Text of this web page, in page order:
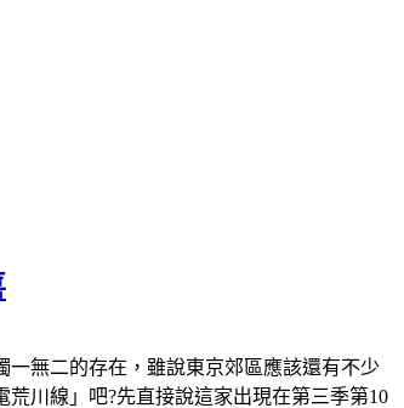
一無二的存在，雖說東京郊區應該還有不少
川線」吧?先直接說這家出現在第三季第10